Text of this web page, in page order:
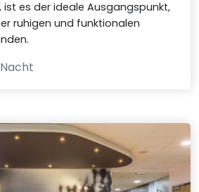
ist es der ideale Ausgangspunkt,
ruhigen und funktionalen